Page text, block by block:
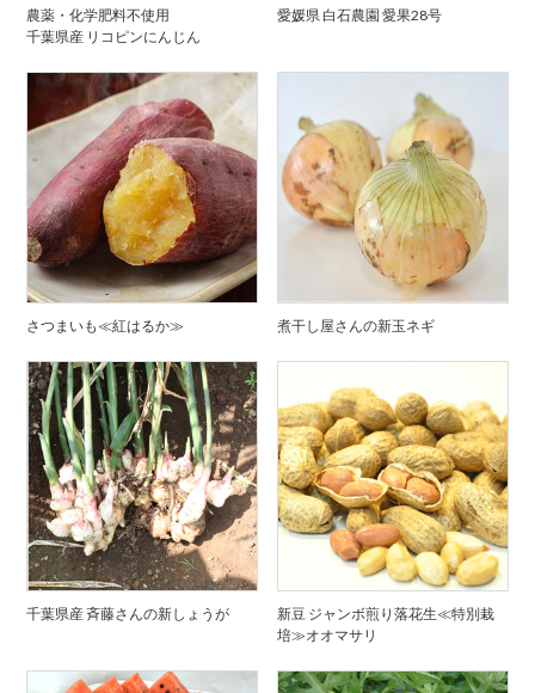
農薬・化学肥料不使用
千葉県産 リコピンにんじん
愛媛県 白石農園 愛果28号
さつまいも≪紅はるか≫ 煮干し屋さんの新玉ネギ
千葉県産 斉藤さんの新しょうが
新豆 ジャンボ煎り落花生≪特別栽
培≫オオマサリ